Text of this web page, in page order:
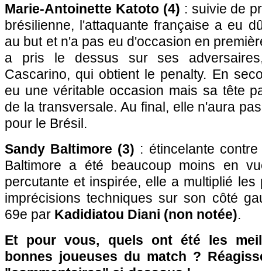
Marie-Antoinette Katoto (4) : suivie de
brésilienne, l'attaquante française a eu
au but et n'a pas eu d'occasion en
a pris le dessus sur ses
Cascarino, qui obtient le penalty. En
eu une véritable occasion mais sa tête
de la transversale. Au final, elle n'aura
pour le Brésil.
Sandy Baltimore (3) : étincelante
Baltimore a été beaucoup moins en
percutante et inspirée, elle a multiplié
imprécisions techniques sur son côté
69e par Kadidiatou Diani (non notée).
Et pour vous, quels ont été les
bonnes joueuses du match ?